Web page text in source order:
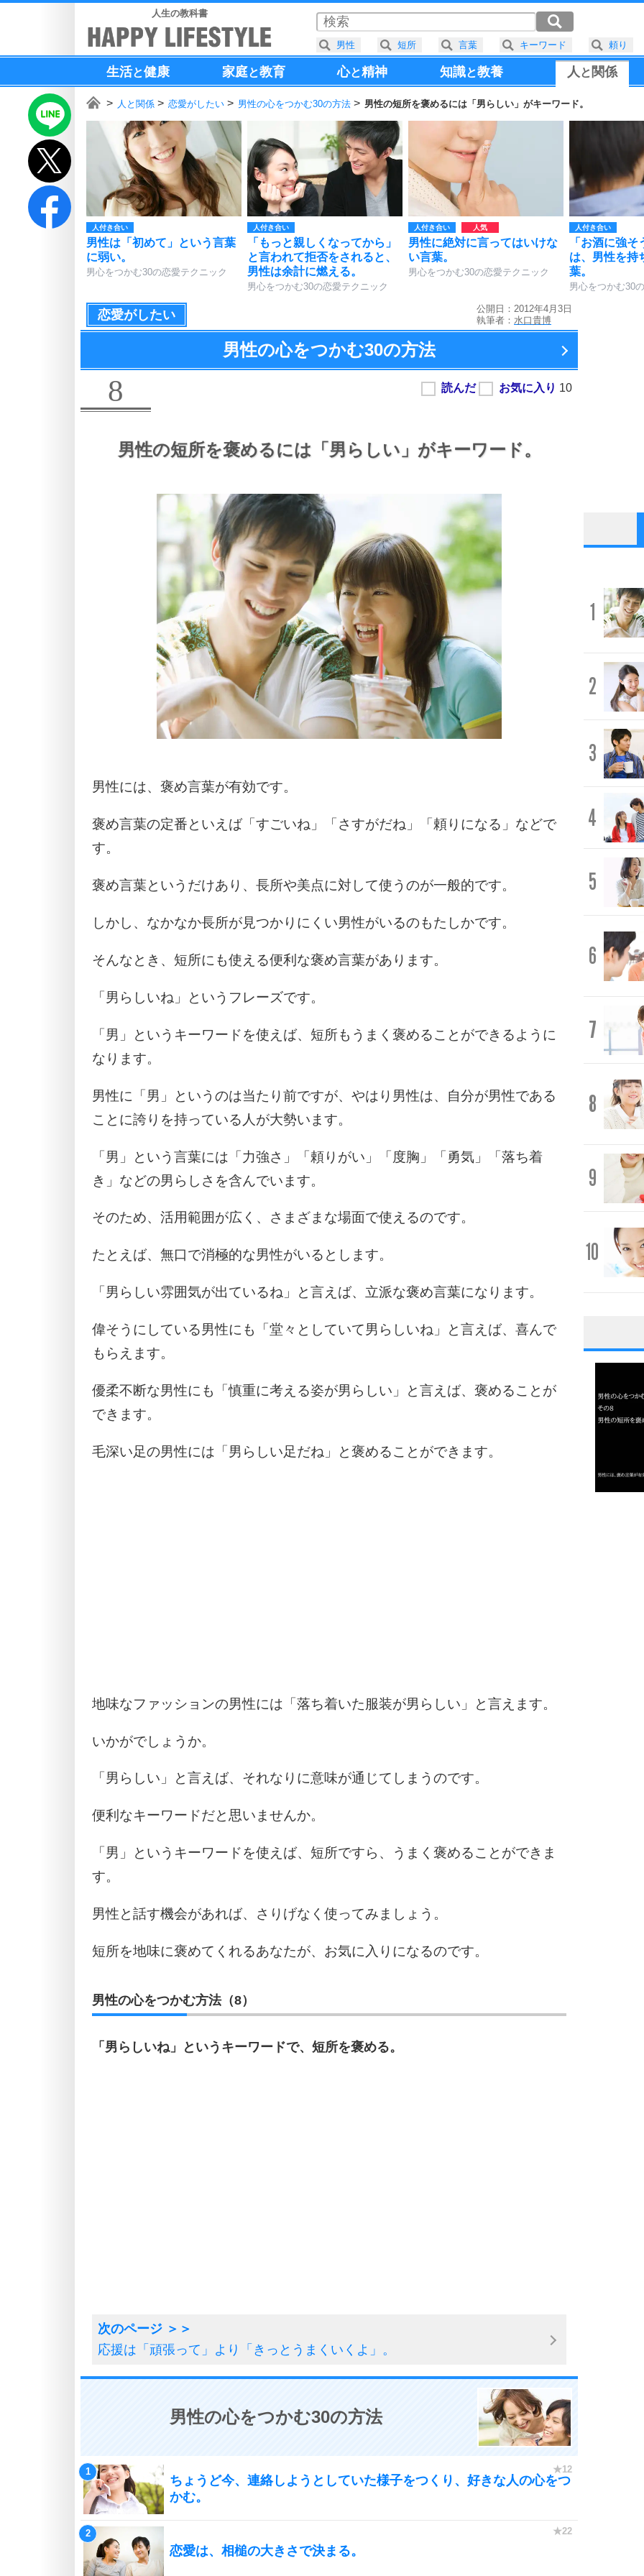
人生の教科書
生活と健康 家庭と教育 心と精神 知識と教養 人と 関係
人と関係 恋愛がしたい 男性の心をつかむ30の方法 男性の短所を褒めるには「男らしい」がキーワード。
人付き合い
男性は「初めて」という言葉
に弱い。
男心をつかむ30の恋愛テクニック
人付き合い
「もっと親しくなってから」
と言われて拒否をされると、
男性は余計に燃える。
男心をつかむ30の恋愛テクニック
人付き合い
男性に絶対に言ってはいけな
い言葉。
男心をつかむ30の恋愛テクニック
人付き合い
「お酒に強
は、男性を持
葉。
男心をつかむ30
恋愛がしたい
公開日：2012年4月3日
執筆者： 水口貴博
男性の心をつかむ30の方法
8
男性の短所を褒めるには 「男らしい」がキーワード。
男性には、褒め言葉が有効です。
褒め言葉の定番といえば「すごいね」「さすがだね」「頼りになる」などで
す。
褒め言葉というだけあり、長所や美点に対して使うのが一般的です。
しかし、なかなか長所が見つかりにくい男性がいるのもたしかです。
そんなとき、短所にも使える便利な褒め言葉があります。
「男らしいね」というフレーズです。
「男」というキーワードを使えば、短所もうまく褒めることができるように
なります。
男性に「男」というのは当たり前ですが、やはり男性は、自分が男性である
ことに誇りを持っている人が大勢います。
「男」という言葉には「力強さ」「頼りがい」「度胸」「勇気」「落ち着
き」などの男らしさを含んでいます。
そのため、活用範囲が広く、さまざまな場面で使えるのです。
たとえば、無口で消極的な男性がいるとします。
「男らしい雰囲気が出ているね」と言えば、立派な褒め言葉になります。
偉そうにしている男性にも「堂々としていて男らしいね」と言えば、喜んで
もらえます。
優柔不断な男性にも「慎重に考える姿が男らしい」と言えば、褒めることが
できます。
毛深い足の男性には「男らしい足だね」と褒めることができます。
地味なファッションの男性には「落ち着いた服装が男らしい」と言えます。
いかがでしょうか。
「男らしい」と言えば、それなりに意味が通じてしまうのです。
便利なキーワードだと思いませんか。
「男」というキーワードを使えば、短所ですら、うまく褒めることができま
す。
男性と話す機会があれば、さりげなく使ってみましょう。
短所を地味に褒めてくれるあなたが、お気に入りになるのです。
男性の心をつかむ方法（8）
「男らしいね」というキーワードで、短所を褒める。
応援は「頑張って」より「きっとうまくいくよ」。
男性の心をつかむ30の方法
ちょうど今、連絡しようとしていた様子をつくり、好きな人の心をつ
かむ。
恋愛は、相槌の大きさで決まる。
1
2
3
4
5
6
7
8
9
10
1
3
男性 短所 言葉 キーワード 頼り